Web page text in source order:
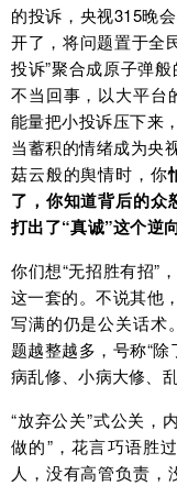
的投诉，央视315晚
开了，将问题置于全
投诉”聚合成原子弹
不当回事，以大平台
能量把小投诉压下来
当蓄积的情绪成为央
菇云般的舆情时，你
了，你知道背后的众
打出了“真诚”这个逆
你们想“无招胜有招”
这一套的。不说其他
写满的仍是公关话术
题越整越多，号称“
病乱修、小病大修、
“放弃公关”式公关，
做的”，花言巧语胜
人，没有高管负责